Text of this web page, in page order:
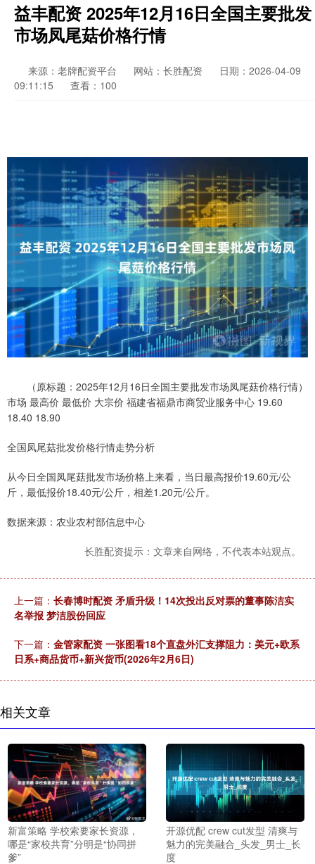
益丰配资 2025年12月16日全国主要批发
市场凤尾菇价格行情
来源：老牌配资平台 网站：长胜配资
日期：2026-04-09
09:11:15
查看：100
（原标题：2025年12月16日全国主要批发市场凤尾菇价格行情）
市场 最高价 最低价 大宗价 福建省福鼎市商贸业服务中心 19.60
18.40 18.90
全国凤尾菇批发价格行情走势分析
从今日全国凤尾菇批发市场价格上来看，当日最高报价19.60元/公
斤，最低报价18.40元/公斤，相差1.20元/公斤。
数据来源：农业农村部信息中心
长胜配资提示：文章来自网络，不代表本站观点。
上一篇： 长春博时配资 矛盾升级！14次投出反对票的董事陈洁实
名举报 梦洁股份回应
下一篇： 金管家配资 一张图看18个直盘外汇支撑阻力：美元+欧系
日系+商品货币+新兴货币(2026年2月6日)
相关文章
新富策略 学校索要家长资源，
哪是“家校共育”分明是“协同拼
爹”
开源优配 crew cut发型 清爽与
魅力的完美融合_头发_男士_长
度